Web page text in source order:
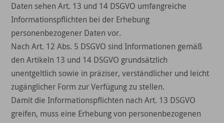
Daten sehen Art. 13 und 14 DSGVO umfangreiche
Informationspflichten bei der Erhebung
personenbezogener Daten vor.
Nach Art. 12 Abs. 5 DSGVO sind Informationen gemäß
den Artikeln 13 und 14 DSGVO grundsätzlich
unentgeltlich sowie in präziser, verständlicher und leicht
zugänglicher Form zur Verfügung zu stellen.
Damit die Informationspflichten nach Art. 13 DSGVO
greifen, muss eine Erhebung von personenbezogenen